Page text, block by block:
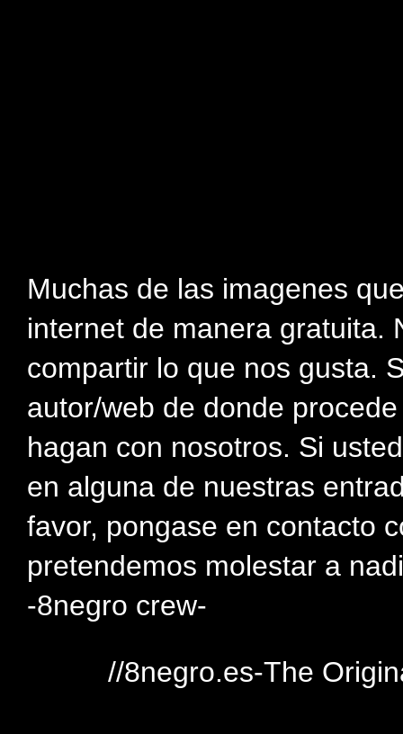
Muchas de las imagenes
internet de manera gratuita.
compartir lo que nos gusta.
autor/web de donde
hagan con nosotros. Si
en alguna de nuestras
favor, pongase en contacto
pretendemos molestar a
-8negro crew-
//8negro.es-The